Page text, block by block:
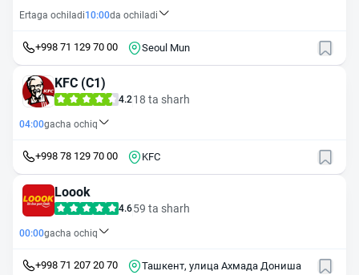
Ertaga ochiladi10:00da ochiladi
+998 71 129 70 00 Seoul Mun
KFC (C1)
4.2 18 ta sharh
04:00gacha ochiq
+998 78 129 70 00 KFC
Loook
4.659 ta sharh
00:00gacha ochiq
+998 71 207 20 70 Ташкент, улица Ахмада Дониша